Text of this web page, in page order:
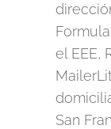
el EEE,
San